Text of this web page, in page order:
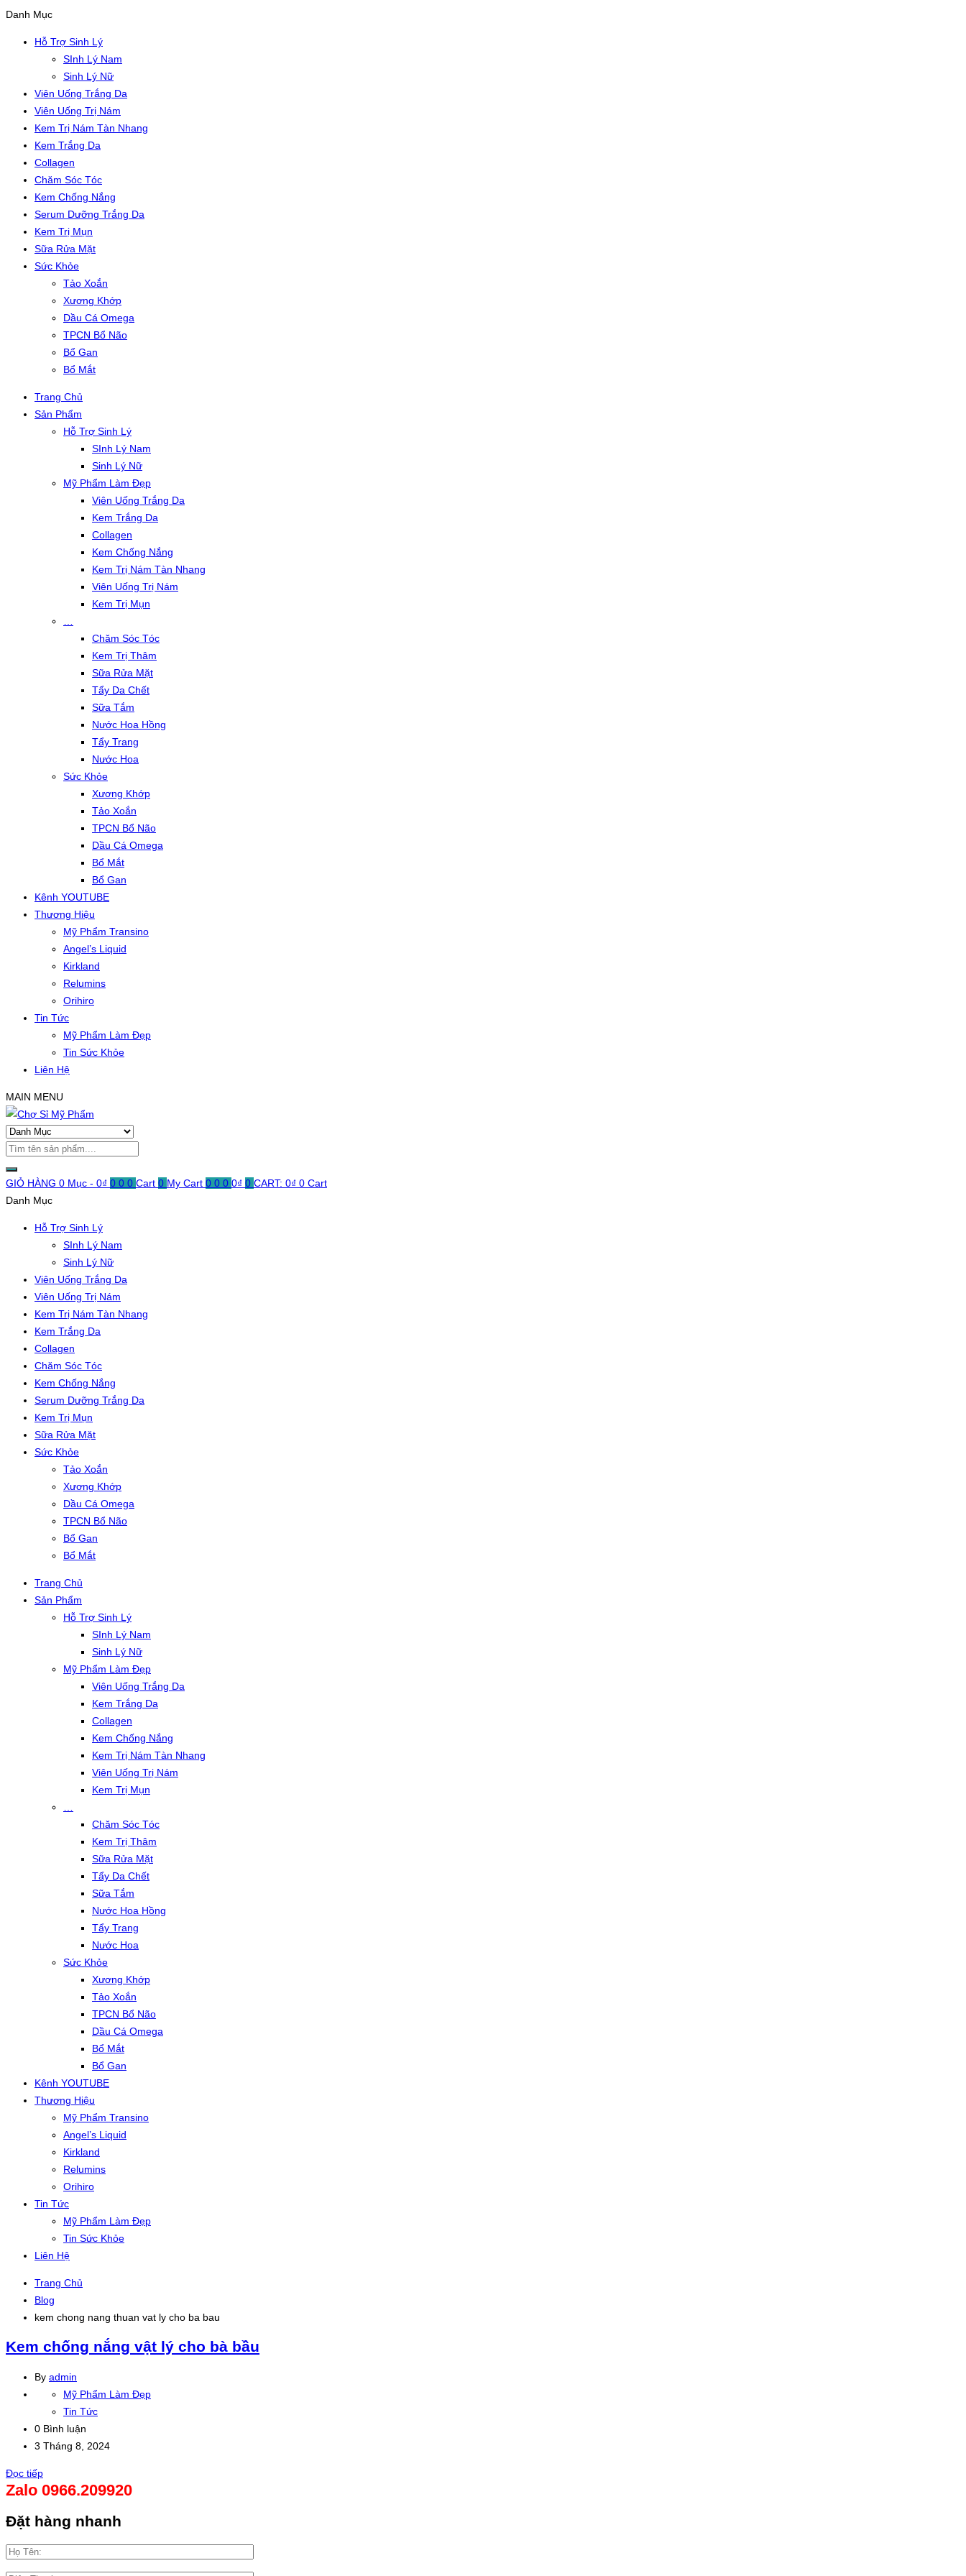
Danh Mục
Hỗ Trợ Sinh Lý
SInh Lý Nam
Sinh Lý Nữ
Viên Uống Trắng Da
Viên Uống Trị Nám
Kem Trị Nám Tàn Nhang
Kem Trắng Da
Collagen
Chăm Sóc Tóc
Kem Chống Nắng
Serum Dưỡng Trắng Da
Kem Trị Mụn
Sữa Rửa Mặt
Sức Khỏe
Tảo Xoắn
Xương Khớp
Dầu Cá Omega
TPCN Bổ Não
Bổ Gan
Bổ Mắt
Trang Chủ
Sản Phẩm
Hỗ Trợ Sinh Lý
SInh Lý Nam
Sinh Lý Nữ
Mỹ Phẩm Làm Đẹp
Viên Uống Trắng Da
Kem Trắng Da
Collagen
Kem Chống Nắng
Kem Trị Nám Tàn Nhang
Viên Uống Trị Nám
Kem Trị Mụn
Chăm Sóc Tóc
Kem Trị Thâm
Sữa Rửa Mặt
Tẩy Da Chết
Sữa Tắm
Nước Hoa Hồng
Tẩy Trang
Nước Hoa
Sức Khỏe
Xương Khớp
Tảo Xoắn
TPCN Bổ Não
Dầu Cá Omega
Bổ Mắt
Bổ Gan
Kênh YOUTUBE
Thương Hiệu
Mỹ Phẩm Transino
Angel’s Liquid
Kirkland
Relumins
Orihiro
Tin Tức
Mỹ Phẩm Làm Đẹp
Tin Sức Khỏe
Liên Hệ
MAIN MENU
GIỎ HÀNG 0 Mục - 0₫ 0 0 0 Cart 0 My Cart 0 0 0 0₫ 0 CART: 0₫ 0 Cart
Danh Mục
Hỗ Trợ Sinh Lý
SInh Lý Nam
Sinh Lý Nữ
Viên Uống Trắng Da
Viên Uống Trị Nám
Kem Trị Nám Tàn Nhang
Kem Trắng Da
Collagen
Chăm Sóc Tóc
Kem Chống Nắng
Serum Dưỡng Trắng Da
Kem Trị Mụn
Sữa Rửa Mặt
Sức Khỏe
Tảo Xoắn
Xương Khớp
Dầu Cá Omega
TPCN Bổ Não
Bổ Gan
Bổ Mắt
Trang Chủ
Sản Phẩm
Hỗ Trợ Sinh Lý
SInh Lý Nam
Sinh Lý Nữ
Mỹ Phẩm Làm Đẹp
Viên Uống Trắng Da
Kem Trắng Da
Collagen
Kem Chống Nắng
Kem Trị Nám Tàn Nhang
Viên Uống Trị Nám
Kem Trị Mụn
Chăm Sóc Tóc
Kem Trị Thâm
Sữa Rửa Mặt
Tẩy Da Chết
Sữa Tắm
Nước Hoa Hồng
Tẩy Trang
Nước Hoa
Sức Khỏe
Xương Khớp
Tảo Xoắn
TPCN Bổ Não
Dầu Cá Omega
Bổ Mắt
Bổ Gan
Kênh YOUTUBE
Thương Hiệu
Mỹ Phẩm Transino
Angel’s Liquid
Kirkland
Relumins
Orihiro
Tin Tức
Mỹ Phẩm Làm Đẹp
Tin Sức Khỏe
Liên Hệ
Trang Chủ
Blog
kem chong nang thuan vat ly cho ba bau
Kem chống nắng vật lý cho bà bầu
By admin
Mỹ Phẩm Làm Đẹp
Tin Tức
0 Bình luận
3 Tháng 8, 2024
Đọc tiếp
Zalo 0966.209920
Đặt hàng nhanh